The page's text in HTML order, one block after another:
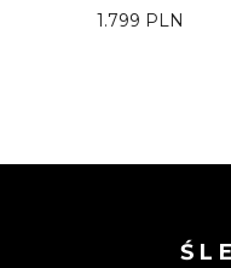
1.799 PLN